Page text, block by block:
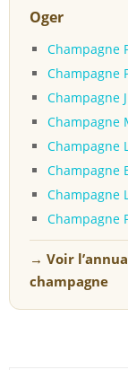
Oger
Champagne
Champagne
Champagne
Champagne
Champagne
Champagne
Champagne
Champagne
→ Voir
champagne